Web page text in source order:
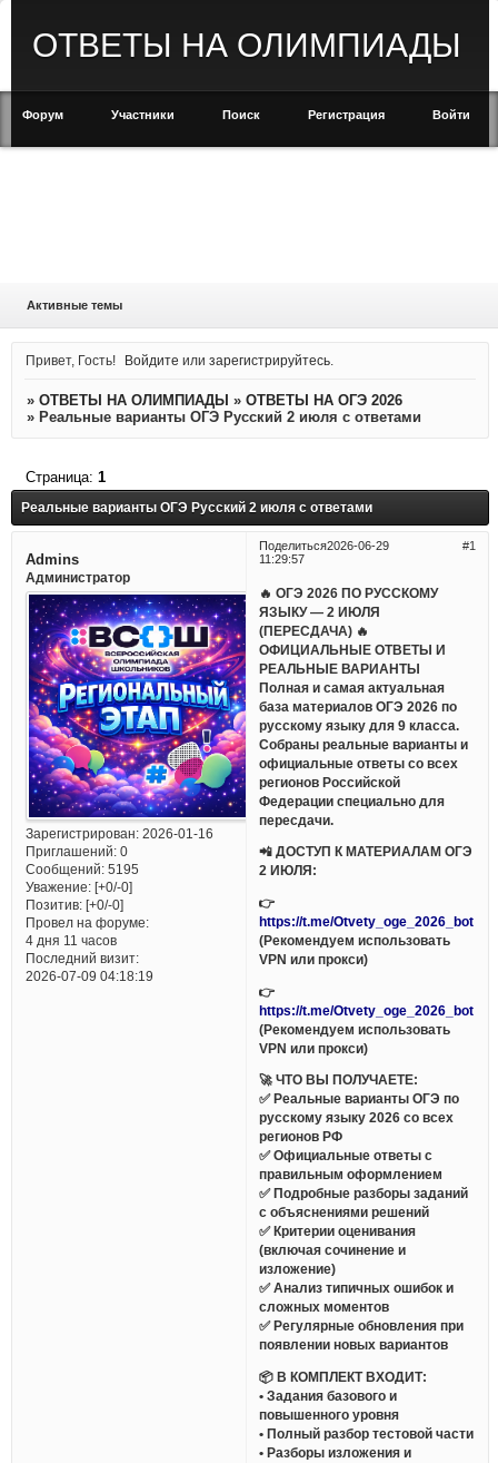
ОТВЕТЫ НА ОЛИМПИАДЫ
Форум Участники Поиск Регистрация Войти
Активные темы
Привет, Гость! Войдите илизарегистрируйтесь
» ОТВЕТЫ НА ОЛИМПИАДЫ » ОТВЕТЫ НА ОГЭ 2026
» Реальные варианты ОГЭ Русский 2 июля с ответами
Реальные варианты ОГЭ Русский 2 июля с ответами
Страница: 1
Поделиться 1
2026-06-29
11:29:57
Admins
Администратор
Зарегистрирован: 2026-01-16
Приглашений:0
Сообщений:5195
Уважение: [+0/-0]
Позитив: [+0/-0]
Провел на форуме:
4 дня 11 часов
Последний визит:
2026-07-09 04:18:19
🔥 ОГЭ 2026 ПО РУССКОМУ
ЯЗЫКУ — 2 ИЮЛЯ
(ПЕРЕСДАЧА) 🔥
ОФИЦИАЛЬНЫЕ ОТВЕТЫ И
РЕАЛЬНЫЕ ВАРИАНТЫ
Полная и самая актуальная
база материалов ОГЭ 2026 по
русскому языку для 9 класса.
Собраны реальные варианты и
официальные ответы со всех
регионов Российской
Федерации специально для
пересдачи.
📲 ДОСТУП К МАТЕРИАЛАМ ОГЭ
2 ИЮЛЯ:
👉
https://t.me/Otvety_oge_2026_bot
(Рекомендуем использовать
VPN или прокси)
👉
https://t.me/Otvety_oge_2026_bot
(Рекомендуем использовать
VPN или прокси)
🚀 ЧТО ВЫ ПОЛУЧАЕТЕ:
✅ Реальные варианты ОГЭ по
русскому языку 2026 со всех
регионов РФ
✅ Официальные ответы с
правильным оформлением
✅ Подробные разборы заданий
с объяснениями решений
✅ Критерии оценивания
(включая сочинение и
изложение)
✅ Анализ типичных ошибок и
сложных моментов
✅ Регулярные обновления при
появлении новых вариантов
📦 В КОМПЛЕКТ ВХОДИТ:
• Задания базового и
повышенного уровня
• Полный разбор тестовой части
• Разборы изложения и